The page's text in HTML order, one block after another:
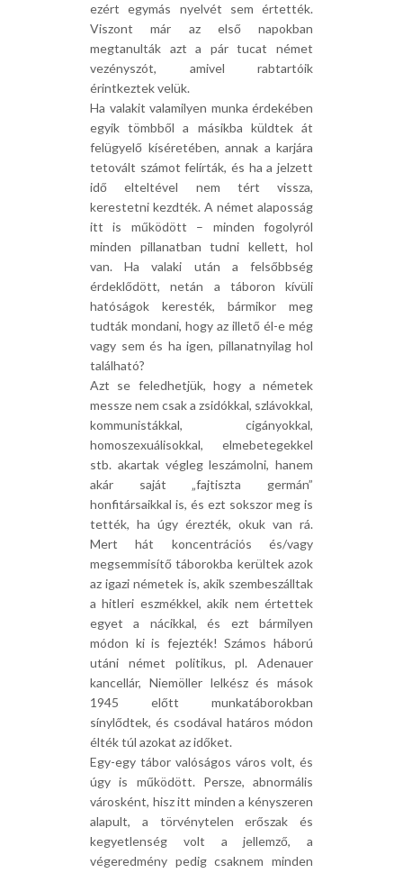
ezért egymás nyelvét sem értették.
Viszont már az első napokban
megtanulták azt a pár tucat német
vezényszót, amivel rabtartóik
érintkeztek velük.
Ha valakit valamilyen munka érdekében
egyik tömbből a másikba küldtek át
felügyelő kíséretében, annak a karjára
tetovált számot felírták, és ha a jelzett
idő elteltével nem tért vissza,
kerestetni kezdték. A német alaposság
itt is működött – minden fogolyról
minden pillanatban tudni kellett, hol
van. Ha valaki után a felsőbbség
érdeklődött, netán a táboron kívüli
hatóságok keresték, bármikor meg
tudták mondani, hogy az illető él-e még
vagy sem és ha igen, pillanatnyilag hol
található?
Azt se feledhetjük, hogy a németek
messze nem csak a zsidókkal, szlávokkal,
kommunistákkal, cigányokkal,
homoszexuálisokkal, elmebetegekkel
stb. akartak végleg leszámolni, hanem
akár saját „fajtiszta germán”
honfitársaikkal is, és ezt sokszor meg is
tették, ha úgy érezték, okuk van rá.
Mert hát koncentrációs és/vagy
megsemmisítő táborokba kerültek azok
az igazi németek is, akik szembeszálltak
a hitleri eszmékkel, akik nem értettek
egyet a nácikkal, és ezt bármilyen
módon ki is fejezték! Számos háború
utáni német politikus, pl. Adenauer
kancellár, Niemöller lelkész és mások
1945 előtt munkatáborokban
sínylődtek, és csodával határos módon
élték túl azokat az időket.
Egy-egy tábor valóságos város volt, és
úgy is működött. Persze, abnormális
városként, hisz itt minden a kényszeren
alapult, a törvénytelen erőszak és
kegyetlenség volt a jellemző, a
végeredmény pedig csaknem minden